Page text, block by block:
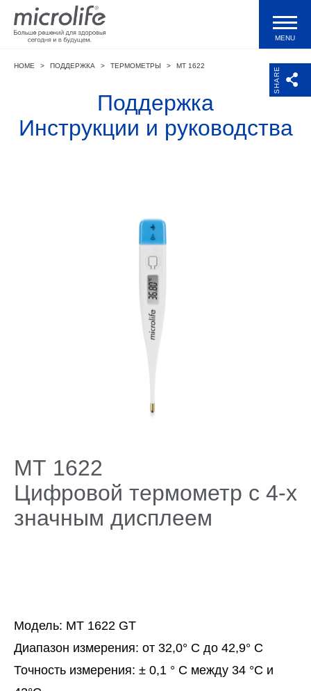
Продукция
Тонометры WatchBP
MENU
SHARE
HOME > ПОДДЕРЖКА > ТЕРМОМЕТРЫ > MT 1622
Поддержка
Инструкции и руководства
МТ 1622
Цифровой термометр с 4-х
значным дисплеем
Модель: MT 1622 GT
Диапазон измерения: от 32,0° C до 42,9° C
Точность измерения: ± 0,1 ° C между 34 °C и